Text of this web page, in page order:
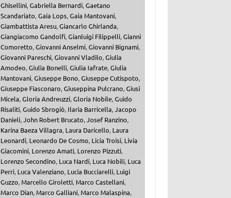
Ghisellini,Gabriella Bernardi,Gaetano
Scandariato,Gaia Lops,Gaia Mantovani,
Giambattista Aresu,Giancarlo Ghirlanda,
Giangiacomo Gandolfi,Gianluigi Filippelli,Gianni
Comoretto,Giovanni Anselmi,Giovanni Bignami,
Giovanni Pareschi,Giovanni Vladilo,Giulia
Amodeo,Giulia Bonelli,Giulia Iafrate,Giulia
Mantovani,Giuseppe Bono,Giuseppe Cutispoto,
Giuseppe Fiasconaro,Giuseppina Pulcrano,Giusi
Micela,Gloria Andreuzzi,Gloria Nobile,Guido
Risaliti,Guido Sbrogiò, Ilaria Barricella,Jacopo
Danieli,John Robert Brucato,Josef Ranzino,
Karina Baeza Villagra, Laura Daricello, Laura
Leonardi, Leonardo De Cosmo, Licia Troisi, Livia
Giacomini, Lorenzo Amati, Lorenzo Pizzuti,
Lorenzo Secondino, Luca Nardi, Luca Nobili, Luca
Perri, Luca Valenziano, Lucia Bucciarelli, Luigi
Guzzo, Marcello Giroletti, Marco Castellani,
Marco Dian, Marco Galliani, Marco Malaspina,